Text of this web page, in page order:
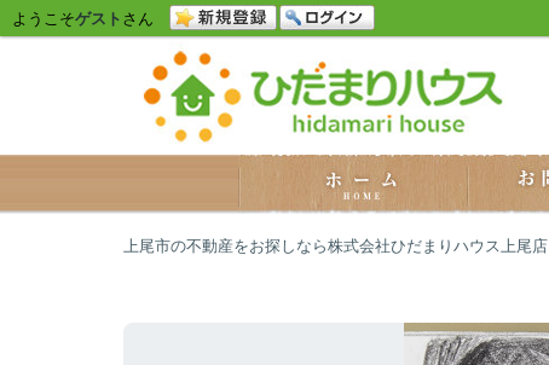
ようこそゲスト さん
上尾市の不動産をお探しなら株式会社ひだまりハウス上尾店